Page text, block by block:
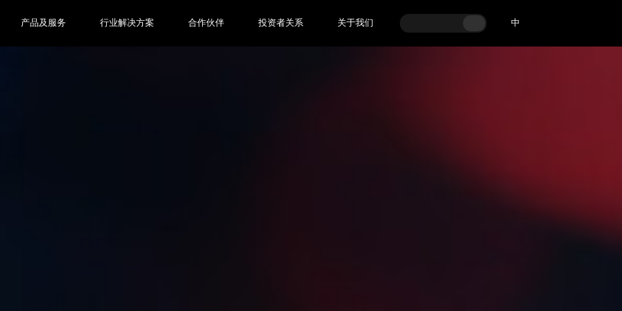
产品及服务 行业解决方案 合作伙伴 投资者关系 关于我们 中